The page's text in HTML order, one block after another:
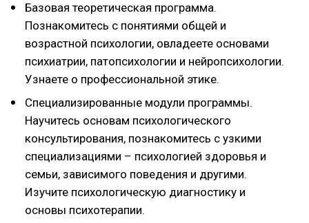
Базовая теоретическая программа.
Познакомитесь с понятиями общей и
возрастной психологии, овладеете основами
психиатрии, патопсихологии и нейропсихологии.
Узнаете о профессиональной этике.
Специализированные модули программы.
Научитесь основам психологического
консультирования, познакомитесь с узкими
специализациями – психологией здоровья и
семьи, зависимого поведения и другими.
Изучите психологическую диагностику и
основы психотерапии.